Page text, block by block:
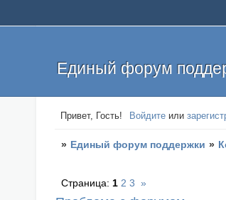
Единый форум
Привет, Гость! Войдите или
» Единый форум поддержки »
Страница: 1 2 3 »